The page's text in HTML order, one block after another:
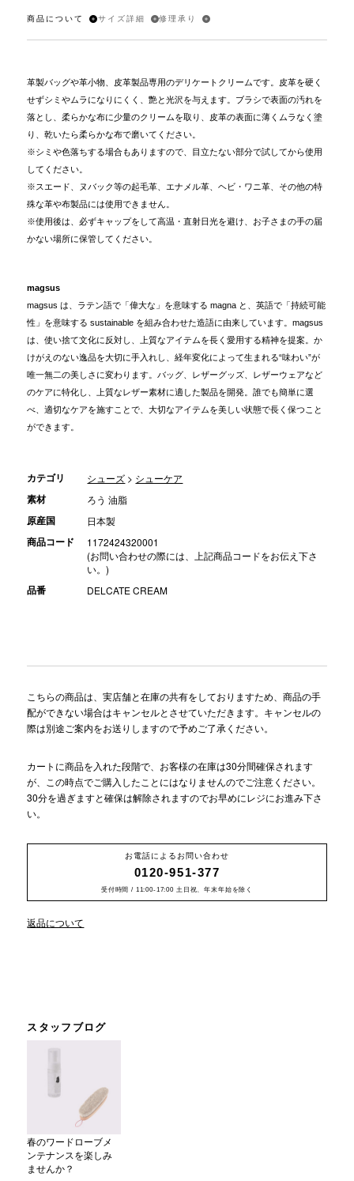
商品について サイズ詳細 修理承り
革製バッグや革小物、皮革製品専用のデリケートクリームです。皮革を硬く
せずシミやムラになりにくく、艶と光沢を与えます。ブラシで表面の汚れを
落とし、柔らかな布に少量のクリームを取り、皮革の表面に薄くムラなく塗
り、乾いたら柔らかな布で磨いてください。
※シミや色落ちする場合もありますので、目立たない部分で試してから使用
してください。
※スエード、ヌバック等の起毛革、エナメル革、ヘビ・ワニ革、その他の特
殊な革や布製品には使用できません。
※使用後は、必ずキャップをして高温・直射日光を避け、お子さまの手の届
かない場所に保管してください。
magsus
magsus は、ラテン語で「偉大な」を意味する magna と、英語で「持続可能
性」を意味する sustainable を組み合わせた造語に由来しています。magsus
は、使い捨て文化に反対し、上質なアイテムを長く愛用する精神を提案。か
けがえのない逸品を大切に手入れし、経年変化によって生まれる“味わい”が
唯一無二の美しさに変わります。バッグ、レザーグッズ、レザーウェアなど
のケアに特化し、上質なレザー素材に適した製品を開発。誰でも簡単に選
べ、適切なケアを施すことで、大切なアイテムを美しい状態で長く保つこと
ができます。
カテゴリ シューズ > シューケア
素材 ろう 油脂
原産国 日本製
商品コード
1172424320001
(お問い合わせの際には、上記商品コードをお伝え下さ
い。)
品番 DELCATE CREAM
こちらの商品は、実店舗と在庫の共有をしておりますため、商品の手
配ができない場合はキャンセルとさせていただきます。キャンセルの
際は別途ご案内をお送りしますので予めご了承ください。
カートに商品を入れた段階で、お客様の在庫は30分間確保されます
が、この時点でご購入したことにはなりませんのでご注意ください。
30分を過ぎますと確保は解除されますのでお早めにレジにお進み下さ
い。
お電話によるお問い合わせ
0120-951-377
受付時間 / 11:00-17:00 土日祝、年末年始を除く
返品について
スタッフブログ
春のワードローブメ
ンテナンスを楽しみ
ませんか？